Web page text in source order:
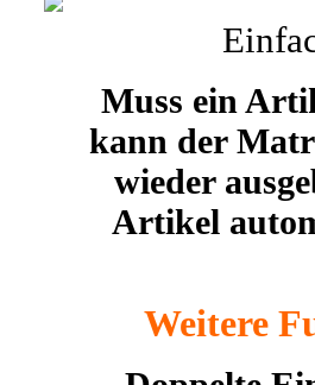
Muss ein
kann der
wieder
Artikel
Weitere